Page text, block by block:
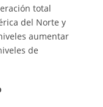
total
del Norte y
aumentar
de